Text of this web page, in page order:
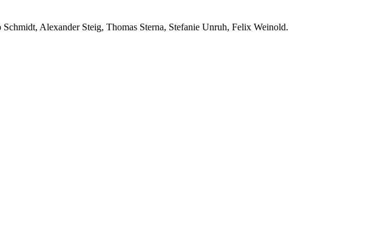
Alexander Steig, Thomas Sterna, Stefanie Unruh, Felix Weinold.